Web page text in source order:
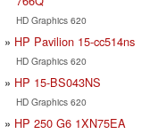
HD Graphics 620
HP Pavilion 15-cc514ns
HD Graphics 620
HP 15-BS043NS
HD Graphics 620
HP 250 G6 1XN75EA